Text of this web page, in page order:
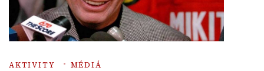
AKTIVITY MÉDIÁ